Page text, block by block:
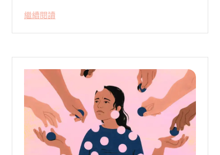
卻演變成兩敗俱傷？
繼續閱讀